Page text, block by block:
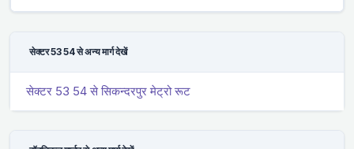
सेक्टर 53 54 से अन्य मार्ग देखें
सेक्टर 53 54 से सिकन्दरपुर मेट्रो रूट